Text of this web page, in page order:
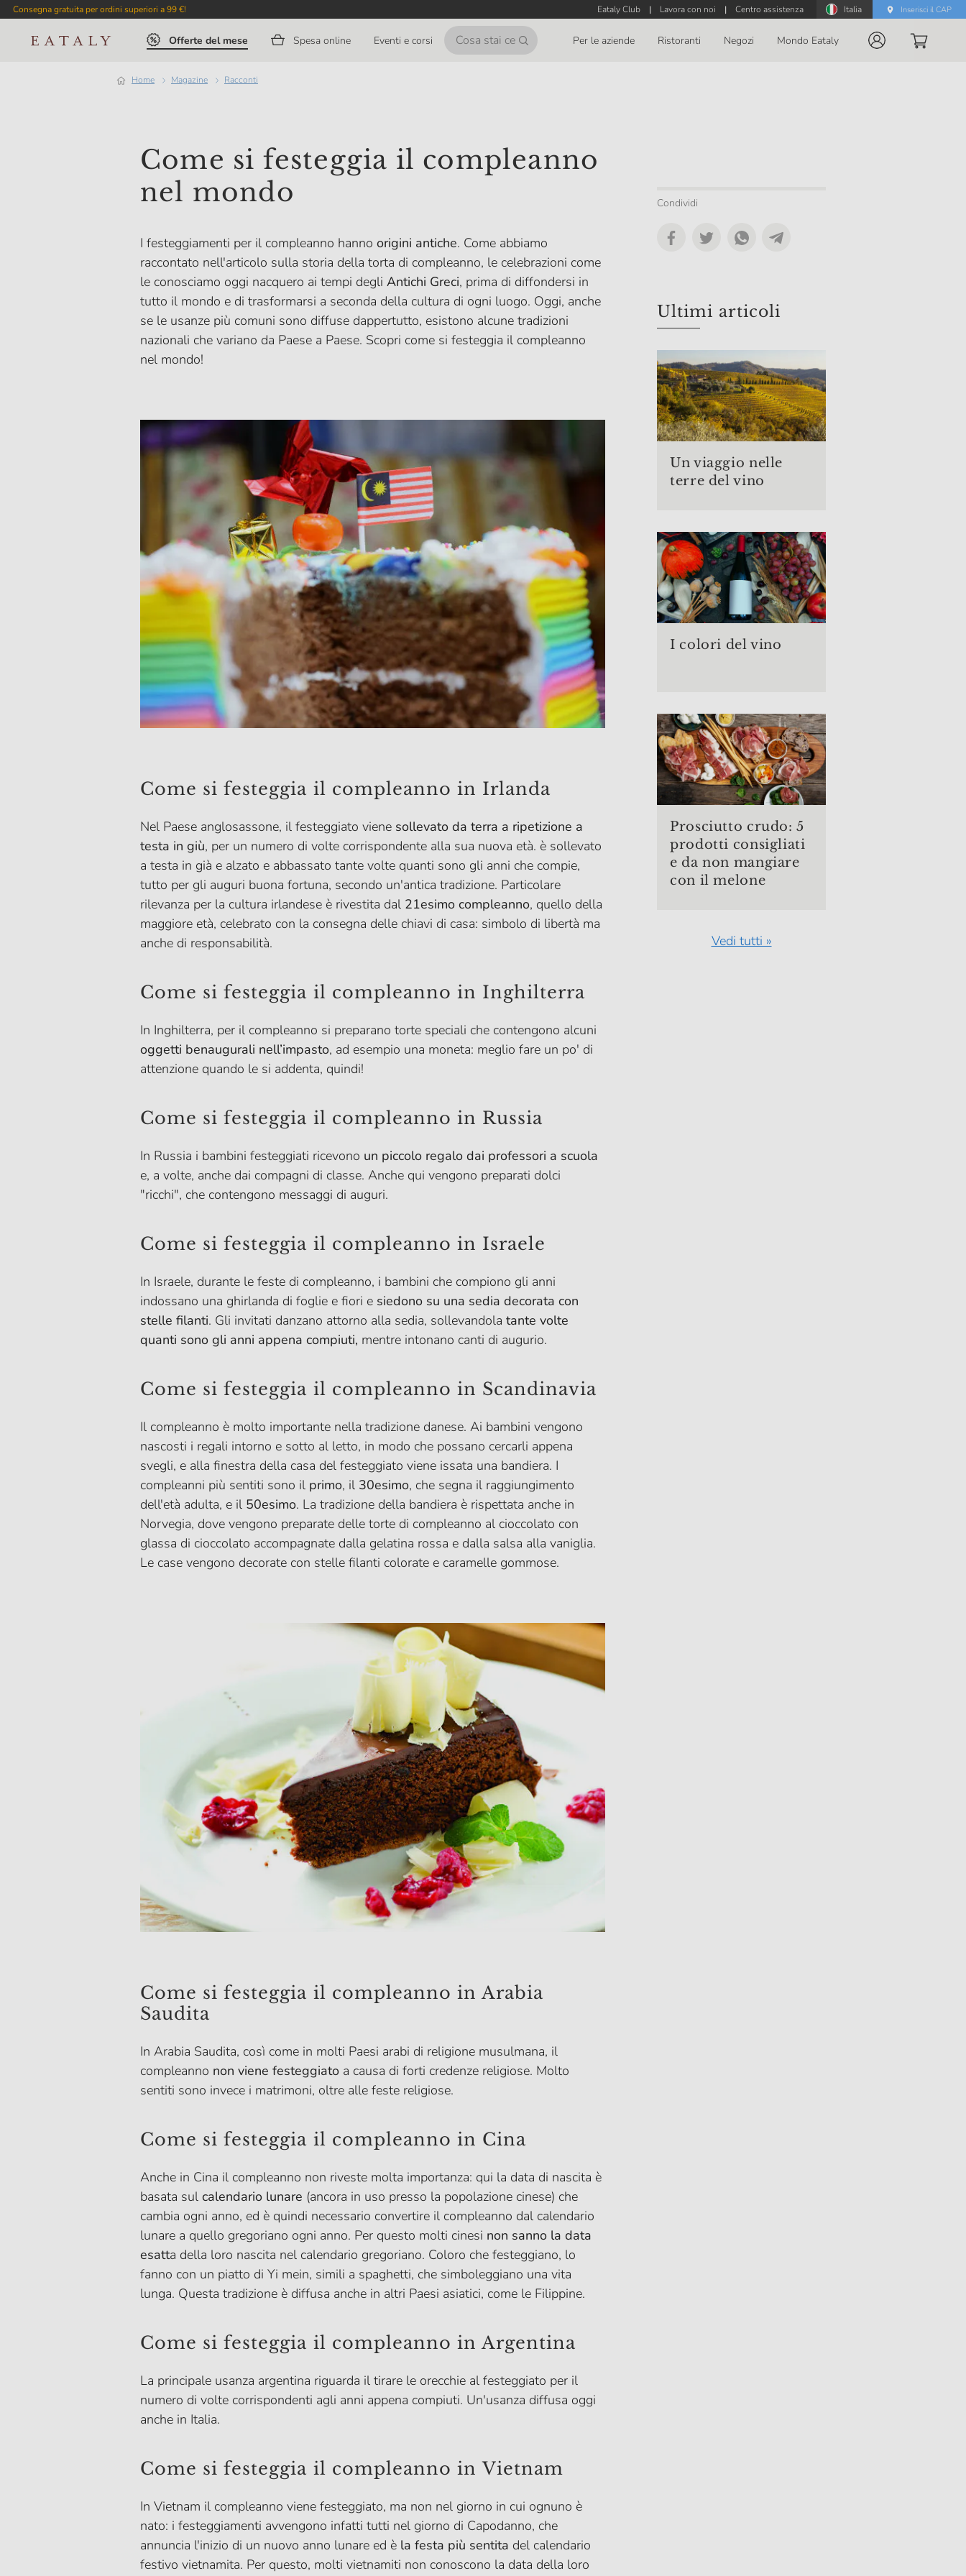
Consegna gratuita per ordini superiori a 99 €! Eataly Club | Lavora con noi | Centro assistenza Italia Inserisci il CAP
Offerte del mese Spesa online Eventi e corsi Per le aziende Ristoranti Negozi Mondo Eataly
Home magazine Racconti
Come si festeggia il compleanno
nel mondo
I festeggiamenti per il compleanno hanno origini antiche. Come abbiamo
raccontato nell'articolo sulla storia della torta di compleanno, le celebrazioni come
le conosciamo oggi nacquero ai tempi degli Antichi Greci, prima di diffondersi in
tutto il mondo e di trasformarsi a seconda della cultura di ogni luogo. Oggi, anche
se le usanze più comuni sono diffuse dappertutto, esistono alcune tradizioni
nazionali che variano da Paese a Paese. Scopri come si festeggia il compleanno
nel mondo!
Come si festeggia il compleanno in Irlanda
Nel Paese anglosassone, il festeggiato viene sollevato da terra a ripetizione a
testa in giù, per un numero di volte corrispondente alla sua nuova età. è sollevato
a testa in già e alzato e abbassato tante volte quanti sono gli anni che compie,
tutto per gli auguri buona fortuna, secondo un'antica tradizione. Particolare
rilevanza per la cultura irlandese è rivestita dal 21esimo compleanno, quello della
maggiore età, celebrato con la consegna delle chiavi di casa: simbolo di libertà ma
anche di responsabilità.
Come si festeggia il compleanno in Inghilterra
In Inghilterra, per il compleanno si preparano torte speciali che contengono alcuni
oggetti benaugurali nell’impasto, ad esempio una moneta: meglio fare un po' di
attenzione quando le si addenta, quindi!
Come si festeggia il compleanno in Russia
In Russia i bambini festeggiati ricevono un piccolo regalo dai professori a scuola
e, a volte, anche dai compagni di classe. Anche qui vengono preparati dolci
"ricchi", che contengono messaggi di auguri.
Come si festeggia il compleanno in Israele
In Israele, durante le feste di compleanno, i bambini che compiono gli anni
indossano una ghirlanda di foglie e fiori e siedono su una sedia decorata con
stelle filanti. Gli invitati danzano attorno alla sedia, sollevandola tante volte
quanti sono gli anni appena compiuti, mentre intonano canti di augurio.
Come si festeggia il compleanno in Scandinavia
Il compleanno è molto importante nella tradizione danese. Ai bambini vengono
nascosti i regali intorno e sotto al letto, in modo che possano cercarli appena
svegli, e alla finestra della casa del festeggiato viene issata una bandiera. I
compleanni più sentiti sono il primo, il 30esimo, che segna il raggiungimento
dell'età adulta, e il 50esimo. La tradizione della bandiera è rispettata anche in
Norvegia, dove vengono preparate delle torte di compleanno al cioccolato con
glassa di cioccolato accompagnate dalla gelatina rossa e dalla salsa alla vaniglia.
Le case vengono decorate con stelle filanti colorate e caramelle gommose.
Come si festeggia il compleanno in Arabia
Saudita
In Arabia Saudita, così come in molti Paesi arabi di religione musulmana, il
compleanno non viene festeggiato a causa di forti credenze religiose. Molto
sentiti sono invece i matrimoni, oltre alle feste religiose.
Come si festeggia il compleanno in Cina
Anche in Cina il compleanno non riveste molta importanza: qui la data di nascita è
basata sul calendario lunare (ancora in uso presso la popolazione cinese) che
cambia ogni anno, ed è quindi necessario convertire il compleanno dal calendario
lunare a quello gregoriano ogni anno. Per questo molti cinesi non sanno la data
esatta della loro nascita nel calendario gregoriano. Coloro che festeggiano, lo
fanno con un piatto di Yi mein, simili a spaghetti, che simboleggiano una vita
lunga. Questa tradizione è diffusa anche in altri Paesi asiatici, come le Filippine.
Come si festeggia il compleanno in Argentina
La principale usanza argentina riguarda il tirare le orecchie al festeggiato per il
numero di volte corrispondenti agli anni appena compiuti. Un'usanza diffusa oggi
anche in Italia.
Come si festeggia il compleanno in Vietnam
In Vietnam il compleanno viene festeggiato, ma non nel giorno in cui ognuno è
nato: i festeggiamenti avvengono infatti tutti nel giorno di Capodanno, che
annuncia l'inizio di un nuovo anno lunare ed è la festa più sentita del calendario
festivo vietnamita. Per questo, molti vietnamiti non conoscono la data della loro
Condividi
Ultimi articoli
Un viaggio nelle
terre del vino
I colori del vino
Prosciutto crudo: 5
prodotti consigliati
e da non mangiare
con il melone
Vedi tutti »